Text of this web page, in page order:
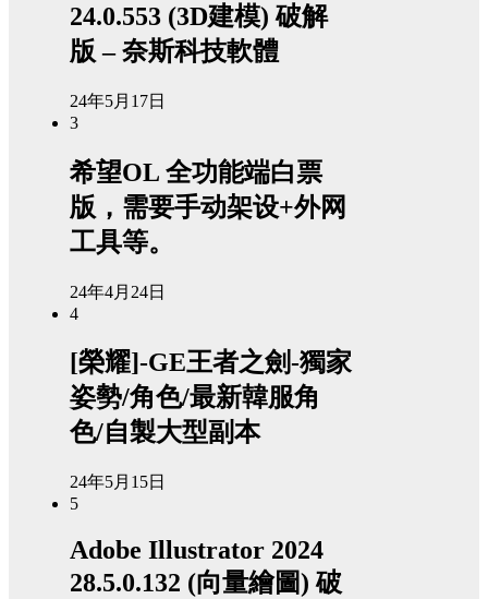
24.0.553 (3D建模) 破解
版 – 奈斯科技軟體
24年5月17日
3
希望OL 全功能端白票
版，需要手动架设+外网
工具等。
24年4月24日
4
[榮耀]-GE王者之劍-獨家
姿勢/角色/最新韓服角
色/自製大型副本
24年5月15日
5
Adobe Illustrator 2024
28.5.0.132 (向量繪圖) 破